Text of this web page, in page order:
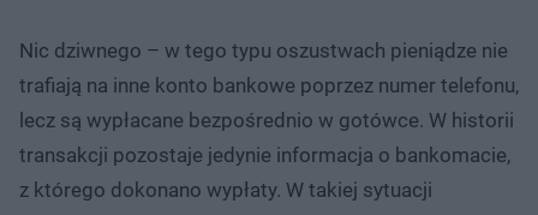
Nic dziwnego – w tego typu oszustwach pieniądze nie
trafiają na inne konto bankowe poprzez numer telefonu,
lecz są wypłacane bezpośrednio w gotówce. W historii
transakcji pozostaje jedynie informacja o bankomacie,
z którego dokonano wypłaty. W takiej sytuacji